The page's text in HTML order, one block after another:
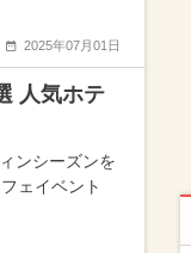
2025年07月01日
人気ホテ
ンシーズンを
ェイベント